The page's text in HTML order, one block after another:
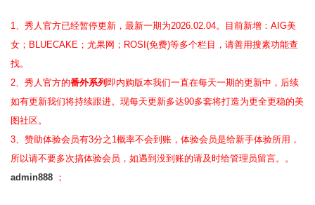
1、秀人官方已经暂停更新，最新一期为2026.02.04。目前新增：AIG美
女；BLUECAKE；尤果网；ROSI(免费)等多个栏目，请善用搜素功能查
找。
2、 秀人官方的番外系列 即内购版本我们一直在每天一期的更新中，后续
如有更新我们将持续跟进。现每天更新多达90多套将打造为更全更稳的美
图社区。
3、赞助体验会员有3分之1概率不会到账，体验会员是给新手体验所用，
所以请不要多次搞体验会员，如遇到没到账的请及时给管理员留言。。
admin888 ；